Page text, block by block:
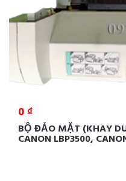
0 ₫
BỘ ĐẢO MẶT (KHAY
CANON LBP3500,